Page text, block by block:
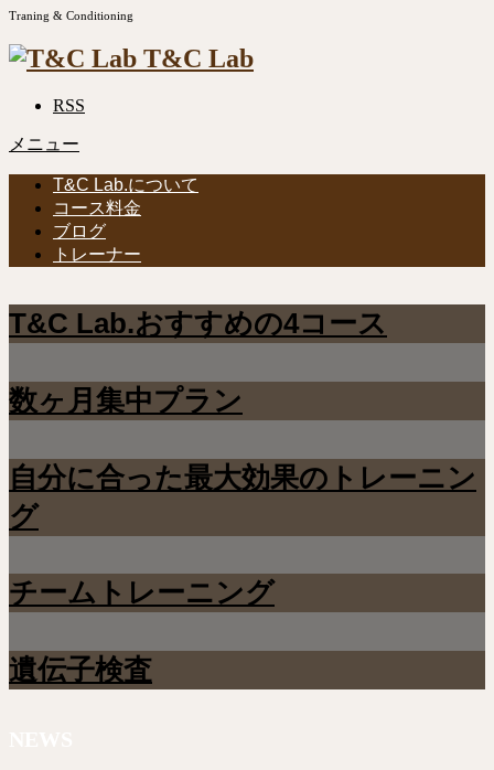
Traning & Conditioning
T&C Lab
RSS
メニュー
T&C Lab.について
コース料金
ブログ
トレーナー
T&C Lab.おすすめの4コース
数ヶ月集中プラン
自分に合った最大効果のトレーニン
グ
チームトレーニング
遺伝子検査